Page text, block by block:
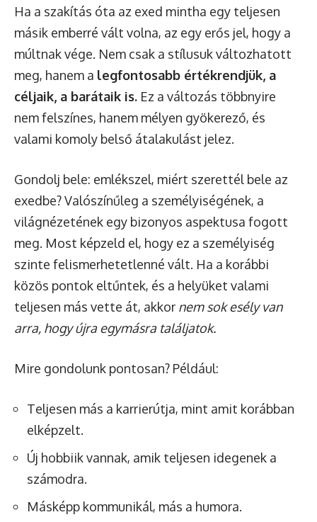
Ha a szakítás óta az exed mintha egy teljesen
másik emberré vált volna, az egy erős jel, hogy a
múltnak vége. Nem csak a stílusuk változhatott
meg, hanem a legfontosabb értékrendjük, a
céljaik, a barátaik is. Ez a változás többnyire
nem felszínes, hanem mélyen gyökerező, és
valami komoly belső átalakulást jelez.
Gondolj bele: emlékszel, miért szerettél bele az
exedbe? Valószínűleg a személyiségének, a
világnézetének egy bizonyos aspektusa fogott
meg. Most képzeld el, hogy ez a személyiség
szinte felismerhetetlenné vált. Ha a korábbi
közös pontok eltűntek, és a helyüket valami
teljesen más vette át, akkor nem sok esély van
arra, hogy újra egymásra találjatok.
Mire gondolunk pontosan? Például:
Teljesen más a karrierútja, mint amit korábban
elképzelt.
Új hobbiik vannak, amik teljesen idegenek a
számodra.
Másképp kommunikál, más a humora.